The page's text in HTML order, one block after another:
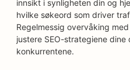
innsikt i synligheten din og
hvilke søkeord som driver
Regelmessig overvåking
justere SEO-strategiene
konkurrentene.